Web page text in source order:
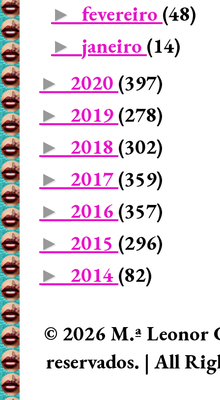
► fevereiro (48)
► janeiro (14)
► 2020 (397)
► 2019 (278)
► 2018 (302)
► 2017 (359)
► 2016 (357)
► 2015 (296)
► 2014 (82)
© 2026 M.ª Leonor
reservados. | All